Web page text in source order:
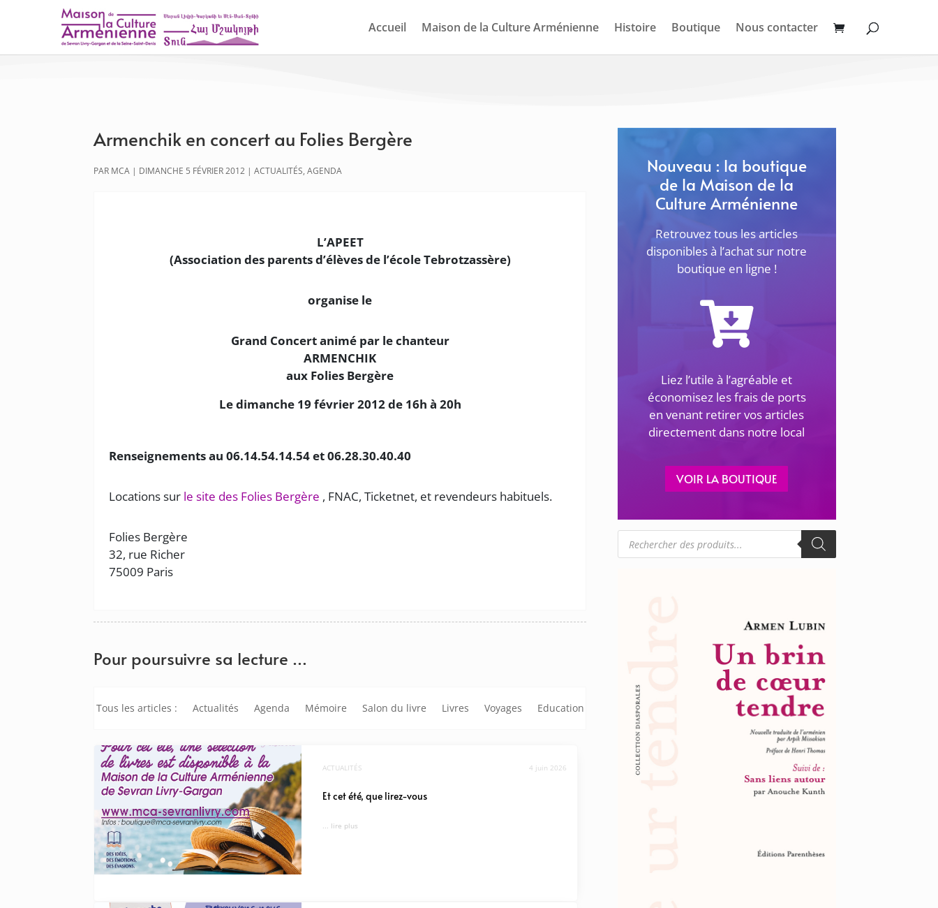
Accueil Maison de la Culture Arménienne Histoire Boutique Nous contacter
Armenchik en concert au Folies Bergère
PAR MCA | DIMANCHE 5 FÉVRIER 2012 |ACTUALITÉS,AGENDA
L’APEET
(Association des parents d’élèves de l’école Tebrotzassère)
organise le
Grand Concert animé par le chanteur
ARMENCHIK
aux Folies Bergère
Le dimanche 19 février 2012 de 16h à 20h
Renseignements au 06.14.54.14.54 et 06.28.30.40.40
Locations sur le site des Folies Bergère , FNAC, Ticketnet, et revendeurs habituels.
Folies Bergère
32, rue Richer
75009 Paris
Pour poursuivre sa lecture …
Tous les articles : Actualités Agenda Mémoire Salon du livre Livres Voyages Education
ACTUALITÉS 4 juin 2026
Et cet été, que lirez-vous
... lire plus
Nouveau : la boutique
de la Maison de la
Culture Arménienne
Retrouvez tous les articles
disponibles à l’achat sur notre
boutique en ligne !
Liez l’utile à l’agréable et
économisez les frais de ports
en venant retirer vos articles
directement dans notre local
VOIR LA BOUTIQUE
Recherche
de
produits